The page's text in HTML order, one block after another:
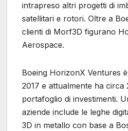
intrapreso altri progetti di
satellitari e rotori. Oltre a
clienti di Morf3D figurano
Aerospace.
Boeing HorizonX Ventures
2017 e attualmente ha circa
portafoglio di investimenti.
aziende include le leghe
3D in metallo con base a